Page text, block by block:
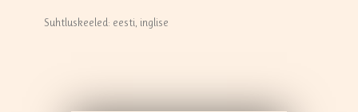
Suhtluskeeled: eesti, inglise